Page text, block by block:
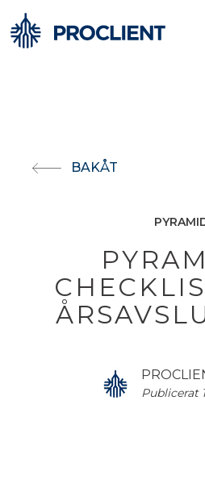
BAKÅT
Publicerat